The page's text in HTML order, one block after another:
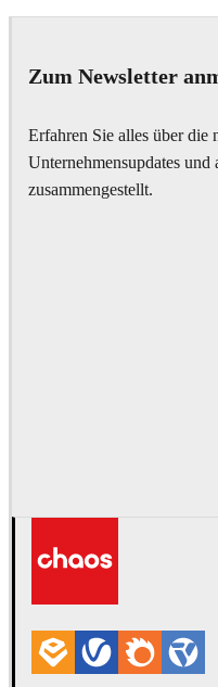
Zum Newsletter
Erfahren Sie alles über die
Unternehmensupdates
zusammengestellt.